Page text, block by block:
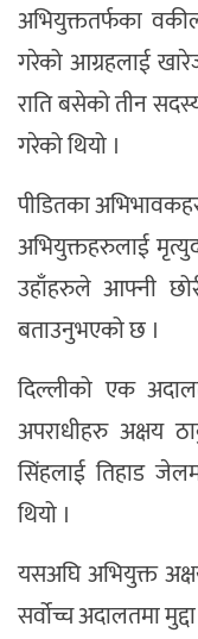
अभियुक्ततर्फका
गरेको आग्रहलाई
राति बसेको तीन
गरेको थियो ।
पीडितका
अभियुक्तहरुलाई
उहाँहरुले आफ्नी
बताउनुभएको छ ।
दिल्लीको एक
अपराधीहरु अक्षय
सिंहलाई तिहाड
थियो ।
यसअघि अभियुक्त
सर्वोच्च अदालतमा